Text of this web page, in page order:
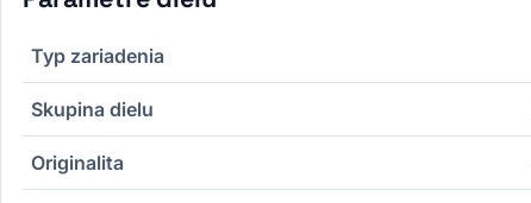
Typ zariadenia
Skupina dielu
Originalita